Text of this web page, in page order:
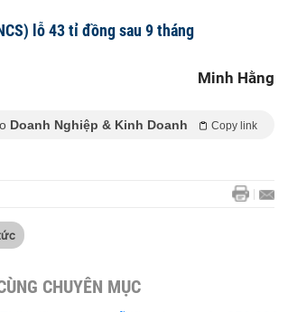
lỗ 43 tỉ đồng sau 9 tháng
Minh Hằng
Doanh Nghiệp & Kinh Doanh Copy link
CHUYÊN MỤC